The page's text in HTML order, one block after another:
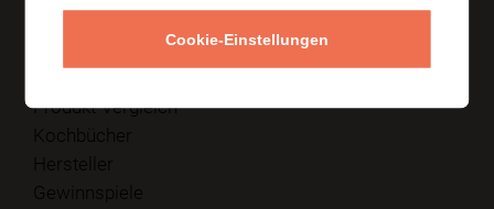
Küchenhelfer
Produkt-Vergleich
Kochbücher
Hersteller
Gewinnspiele
Gusto Tempel
Restaurants
Cookie-Einstellungen